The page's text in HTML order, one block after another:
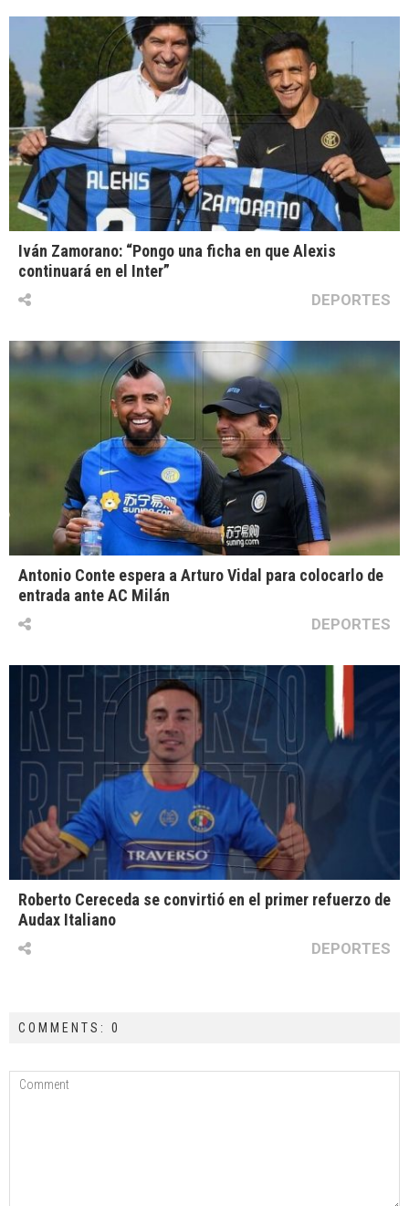
Iván Zamorano: “Pongo una ficha en que Alexis
continuará en el Inter”
DEPORTES
Antonio Conte espera a Arturo Vidal para colocarlo de
entrada ante AC Milán
DEPORTES
Roberto Cereceda se convirtió en el primer refuerzo de
Audax Italiano
DEPORTES
COMMENTS: 0